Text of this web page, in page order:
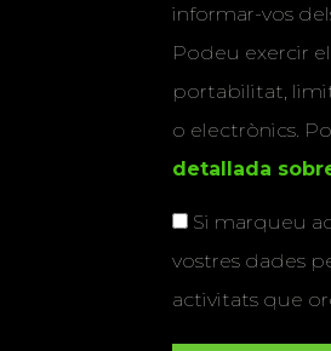
informar-vos
Podeu exercir
portabilitat,
o electrònics.
detallada
Si marqueu
vostres dades
activitats que